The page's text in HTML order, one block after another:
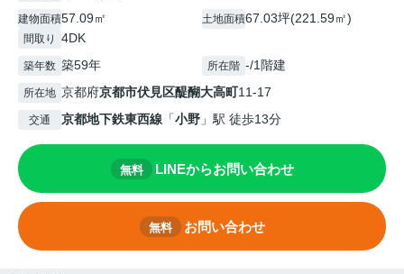
建物面積57.09㎡ 土地面積67.03坪(221.59㎡)
間取り 4DK
築年数 築59年 所在階 -/1階建
所在地 京都府京都市伏見区醍醐大高町11-17
交通 京都地下鉄東西線 「小野 」駅 徒歩13分
無料 LINEからお問い合わせ
無料 お問い合わせ